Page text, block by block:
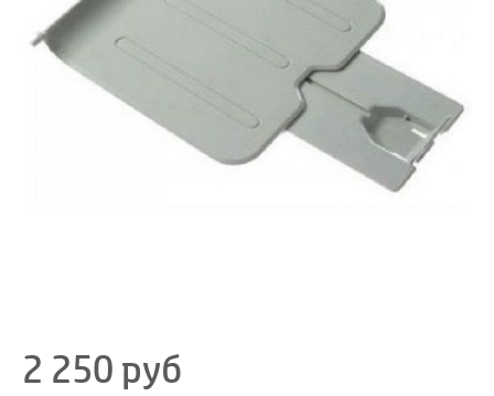
2 250руб